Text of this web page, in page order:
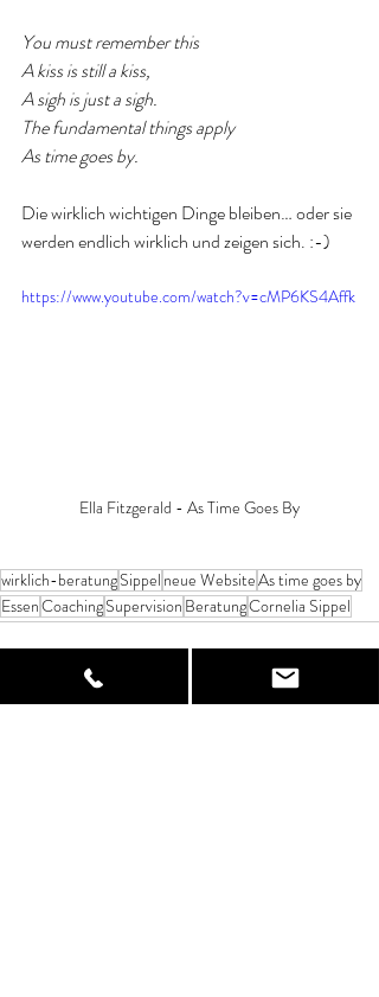
You must remember this
A kiss is still a kiss,
A sigh is just a sigh.
The fundamental things apply
As time goes by.
Die wirklich wichtigen Dinge bleiben… oder sie
werden endlich wirklich und zeigen sich. :-)
https://www.youtube.com/watch?v=cMP6KS4Affk
Ella Fitzgerald - As Time Goes By
wirklich-beratungSippel neue WebsiteAs time goes by
EssenCoachingSupervision BeratungCornelia Sippel